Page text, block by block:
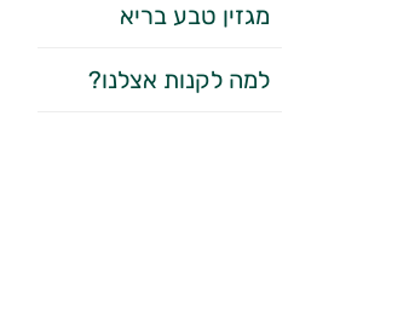
מגזין טבע בריא
למה לקנות אצלנו?